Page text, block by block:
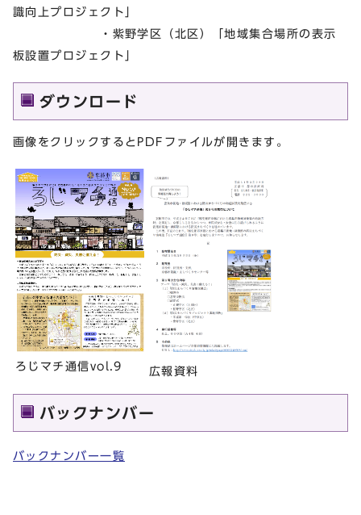
識向上プロジェクト」
・紫野学区（北区）「地域集合場所の表示
板設置プロジェクト」
ダウンロード
画像をクリックするとPDFファイルが開きます。
ろじマチ通信vol.9 広報資料
バックナンバー
バックナンバー一覧